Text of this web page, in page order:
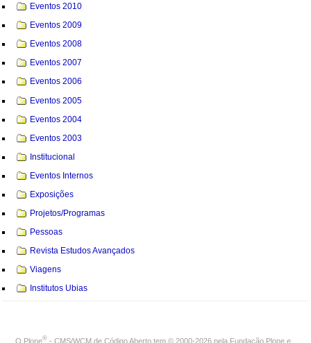
Eventos 2010
Eventos 2009
Eventos 2008
Eventos 2007
Eventos 2006
Eventos 2005
Eventos 2004
Eventos 2003
Institucional
Eventos Internos
Exposições
Projetos/Programas
Pessoas
Revista Estudos Avançados
Viagens
Institutos Ubias
O Plone® - CMS/WCM de Código Aberto tem © 2000-2026 pela Fundação Plone e